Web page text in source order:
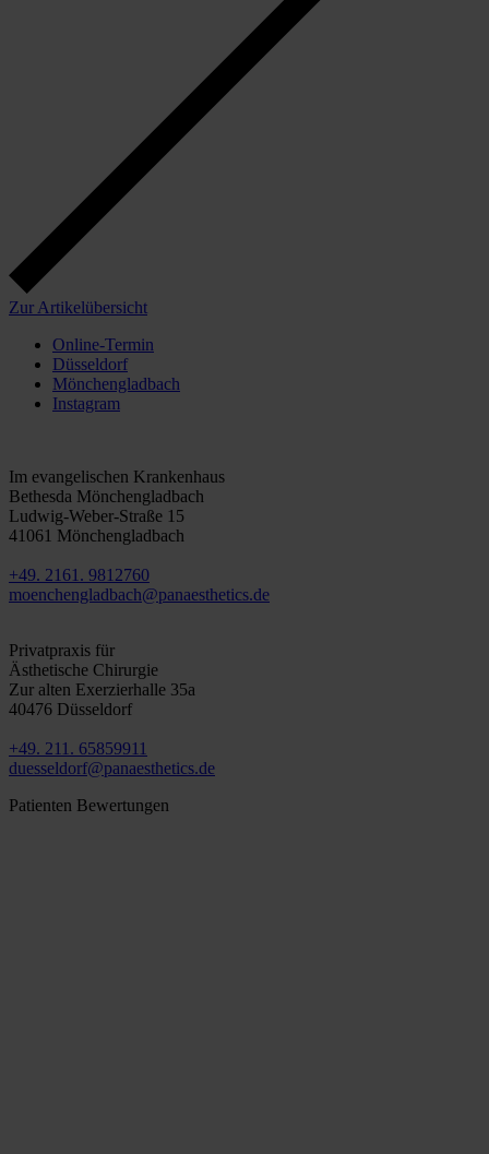
Zur Artikelübersicht
Online-Termin
Düsseldorf
Mönchengladbach
Instagram
Im evangelischen Krankenhaus
Bethesda Mönchengladbach
Ludwig-Weber-Straße 15
41061 Mönchengladbach
+49. 2161. 9812760
moenchengladbach@panaesthetics.de
Privatpraxis für
Ästhetische Chirurgie
Zur alten Exerzierhalle 35a
40476 Düsseldorf
+49. 211. 65859911
duesseldorf@panaesthetics.de
Patienten Bewertungen